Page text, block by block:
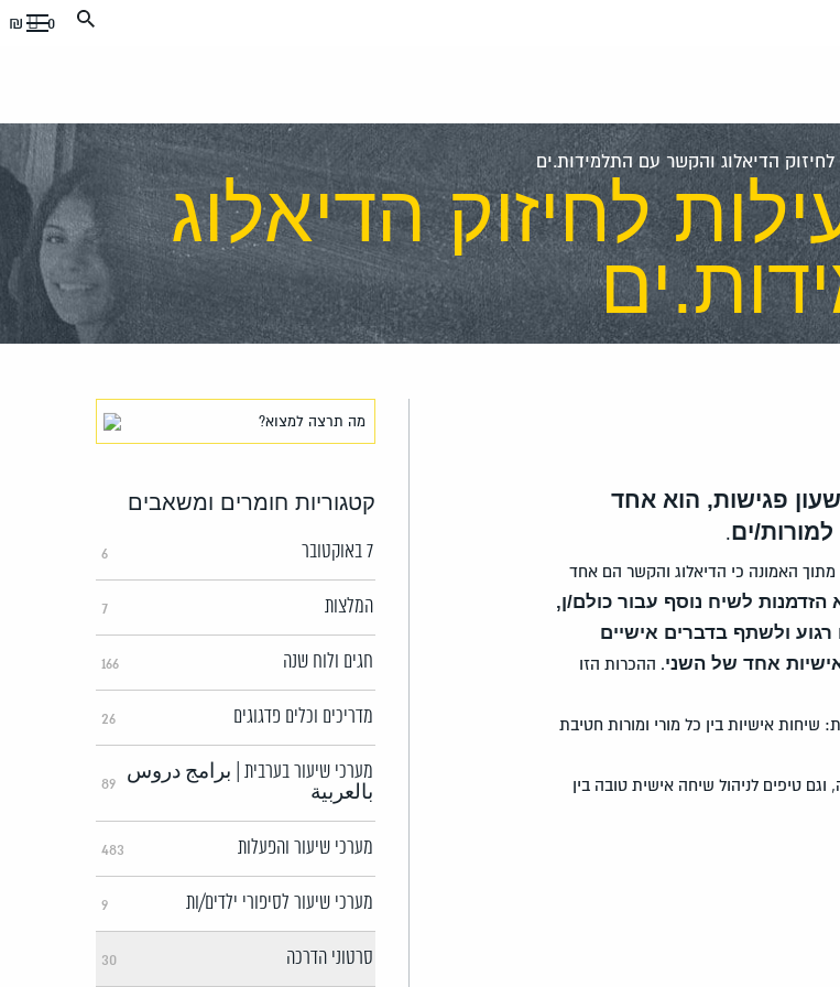
0 ₪
הדיאלוג והקשר עם התלמידות.ים
לחיזוק הדיאלוג
פגישות, הוא אחד
ים.
מתוך האמונה כי הדיאלוג והקשר הם אחד
הזדמנות לשיח נוסף עבור כולם/ן,
ולשתף בדברים אישיים
אחד של השני. ההכרות הזו
אישיות בין כל מורי ומורות חטיבת
טיפים לניהול שיחה אישית טובה בין
קטגוריות חומרים ומשאבים
7 באוקטובר 6
המלצות 7
חגים ולוח שנה 166
מדריכים וכלים פדגוגים 26
מערכי שיעור בערבית | برامج دروس
بالعربية
89
מערכי שיעור והפעלות 483
מערכי שיעור לסיפורי ילדים/ות 9
סרטוני הדרכה 30